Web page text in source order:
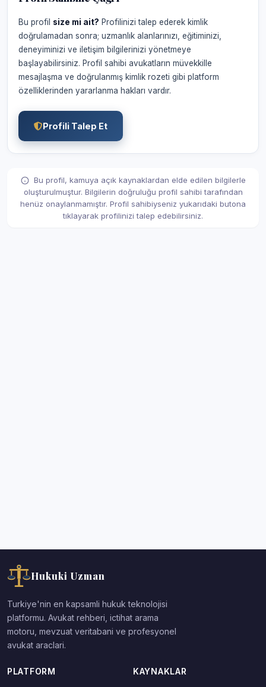
Bu profil size mi ait? Profilinizi talep ederek kimlik
doğrulamadan sonra; uzmanlık alanlarınızı, eğitiminizi,
deneyiminizi ve iletişim bilgilerinizi yönetmeye
başlayabilirsiniz. Profil sahibi avukatların müvekkille
mesajlaşma ve doğrulanmış kimlik rozeti gibi platform
özelliklerinden yararlanma hakları vardır.
Profili Talep Et
Bu profil, kamuya açık kaynaklardan elde edilen bilgilerle
oluşturulmuştur. Bilgilerin doğruluğu profil sahibi tarafından
henüz onaylanmamıştır. Profil sahibiyseniz yukarıdaki butona
tıklayarak profilinizi talep edebilirsiniz.
Hukuki Uzman
Turkiye'nin en kapsamli hukuk teknolojisi
platformu. Avukat rehberi, ictihat arama
motoru, mevzuat veritabani ve profesyonel
avukat araclari.
PLATFORM KAYNAKLAR